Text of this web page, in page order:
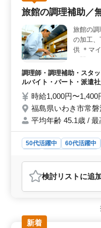
月10時間程度と少なめ
体力面に配慮しながら、
ます。 ＜車通勤OK
通勤が可能で通いやす
どの待遇も整っており
旅館の調理補助／
旅館の
の加工
供 ＊マ
ト制 ＊
存分に
調理師・調理補助・スタ
ルバイト・パート・派遣
時給1,000円〜
福島県いわき市常
平均年齢 45.1歳 /
50代活躍中 60代活躍中
調
おすすめポイント
＜経験を活かせる旅館
や調理、料理の盛り付
を活かし、即戦力とし
し・完全週休2日制で
検討リスト に追
新着